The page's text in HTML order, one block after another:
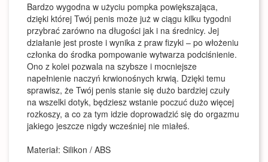
Bardzo wygodna w użyciu pompka powiększająca,
dzięki której Twój penis może już w ciągu kilku tygodni
przybrać zarówno na długości jak i na średnicy. Jej
działanie jest proste i wynika z praw fizyki – po włożeniu
członka do środka pompowanie wytwarza podciśnienie.
Ono z kolei pozwala na szybsze i mocniejsze
napełnienie naczyń krwionośnych krwią. Dzięki temu
sprawisz, że Twój penis stanie się dużo bardziej czuły
na wszelki dotyk, będziesz wstanie poczuć dużo więcej
rozkoszy, a co za tym idzie doprowadzić się do orgazmu
jakiego jeszcze nigdy wcześniej nie miałeś.
Materiał: Silikon / ABS